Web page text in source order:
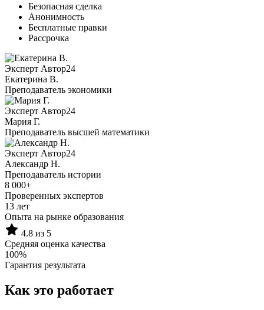
Безопасная сделка
Анонимность
Бесплатные правки
Рассрочка
Эксперт Автор24
Екатерина B.
Преподаватель экономики
Эксперт Автор24
Мария Г.
Преподаватель высшей математики
Эксперт Автор24
Александр Н.
Преподаватель истории
8 000+
Проверенных экспертов
13 лет
Опыта на рынке образования
4.8 из 5
Средняя оценка качества
100%
Гарантия результата
Как это работает